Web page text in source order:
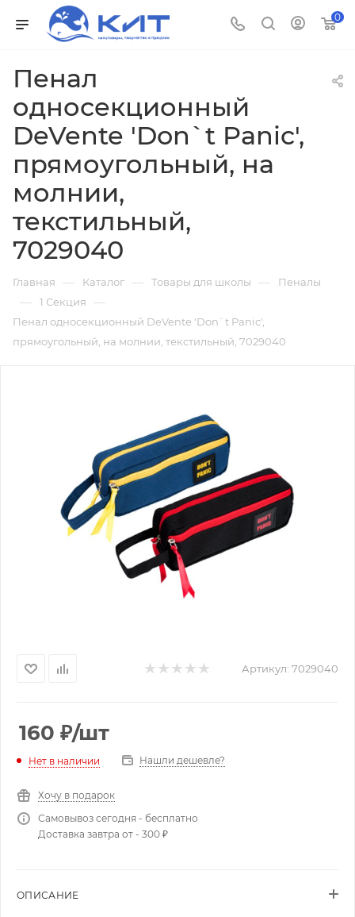
0
Пенал
односекционный
DeVente 'Don`t Panic',
прямоугольный, на
молнии,
текстильный,
7029040
Главная — Каталог — Товары для школы — Пеналы
— 1 Секция —
Пенал односекционный DeVente 'Don`t Panic',
прямоугольный, на молнии, текстильный, 7029040
Артикул: 7029040
160 ₽/шт
Нет в наличии Нашли дешевле?
Хочу в подарок
Самовывоз сегодня - бесплатно
Доставка завтра от - 300 ₽
ОПИСАНИЕ